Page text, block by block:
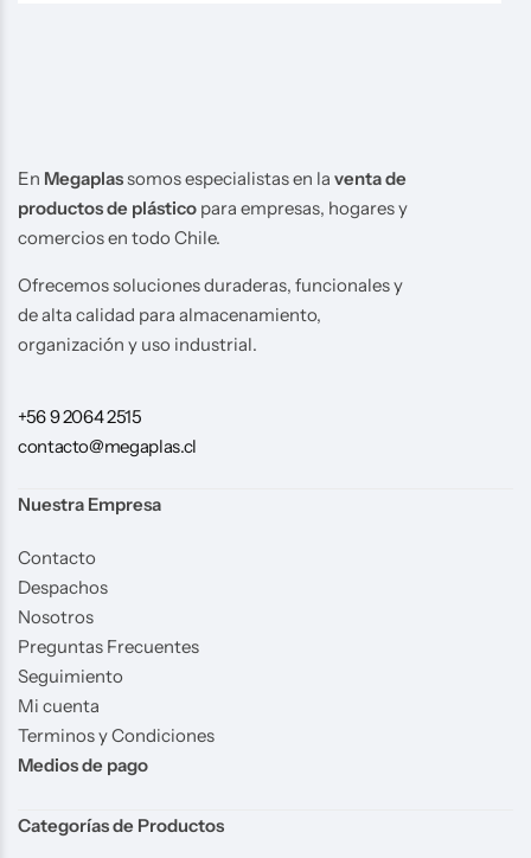
En Megaplassomos especialistas en la venta de
productos de plástico para empresas, hogares y
comercios en todo Chile.
Ofrecemos soluciones duraderas, funcionales y
de alta calidad para almacenamiento,
organización y uso industrial.
+56 9 2064 2515
contacto@megaplas.cl
Nuestra Empresa
Contacto
Despachos
Nosotros
Preguntas Frecuentes
Seguimiento
Mi cuenta
Terminos y Condiciones
Medios de pago
Categorías de Productos